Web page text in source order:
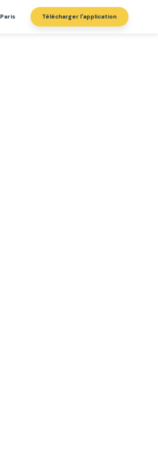
Paris Télécharger l'application